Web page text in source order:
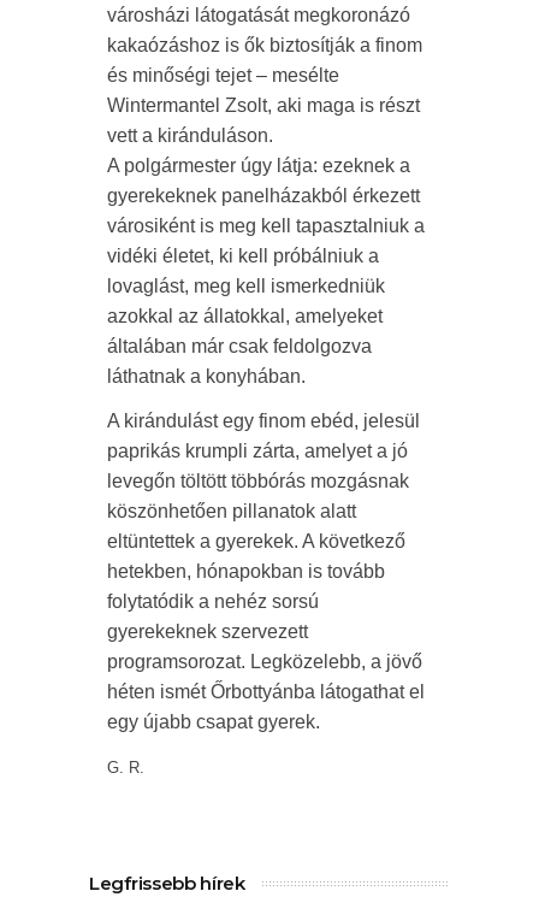
városházi látogatását megkoronázó
kakaózáshoz is ők biztosítják a finom
és minőségi tejet – mesélte
Wintermantel Zsolt, aki maga is részt
vett a kiránduláson.
A polgármester úgy látja: ezeknek a
gyerekeknek panelházakból érkezett
városiként is meg kell tapasztalniuk a
vidéki életet, ki kell próbálniuk a
lovaglást, meg kell ismerkedniük
azokkal az állatokkal, amelyeket
általában már csak feldolgozva
láthatnak a konyhában.
A kirándulást egy finom ebéd, jelesül
paprikás krumpli zárta, amelyet a jó
levegőn töltött többórás mozgásnak
köszönhetően pillanatok alatt
eltüntettek a gyerekek. A következő
hetekben, hónapokban is tovább
folytatódik a nehéz sorsú
gyerekeknek szervezett
programsorozat. Legközelebb, a jövő
héten ismét Őrbottyánba látogathat el
egy újabb csapat gyerek.
G. R.
Legfrissebb hírek